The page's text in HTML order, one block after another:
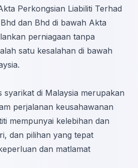
Perkongsian Liabiliti Terhad
dan Bhd di bawah Akta
perniagaan tanpa
satu kesalahan di bawah
syarikat di Malaysia merupakan
perjalanan keusahawanan
mempunyai kelebihan dan
dan pilihan yang tepat
dan matlamat